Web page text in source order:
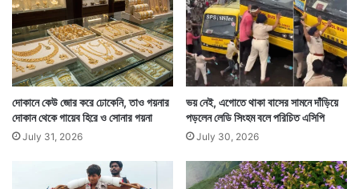
দোকানে কেউ জোর করে ঢোকেনি, তাও গয়নার
দোকান থেকে গায়েব হিরে ও সোনার গয়না
July 31, 2026
ভয় নেই, এগোতে থাকা বাসের সামনে দাঁড়িয়ে
পড়লেন লেডি সিংহম বলে পরিচিত এসিপি
July 30, 2026